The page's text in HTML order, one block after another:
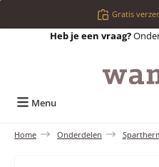
Ga naar de hoofdinhoudGratis
Heb je een vraag?
Menu
Home Onderdelen